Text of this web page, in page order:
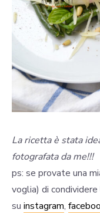
La ricetta è stata
fotografata da me!!!
ps: se provate una
voglia) di
su instagram,